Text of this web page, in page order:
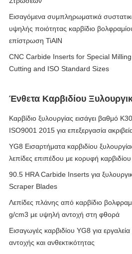
Εισαγόμενα συμπληρωματικά
υψηλής ποιότητας καρβίδιο
επίστρωση TiAlN
CNC Carbide Inserts for Special
Cutting and ISO Standard Sizes
Ένθετα Καρβιδίου
Καρβίδιο ξυλουργίας εισάγει βαθμό
ISO9001 2015 για επεξεργασία
YG8 Εισαρτήματα καρβιδίου
λεπίδες επιπέδου με κορυφή καρβιδίου
90.5 HRA Carbide Inserts για
Scraper Blades
Λεπίδες πλάνης από καρβίδιο
g/cm3 με υψηλή αντοχή στη φθορά
Εισαγωγές καρβιδίου YG8 για
αντοχής και ανθεκτικότητας